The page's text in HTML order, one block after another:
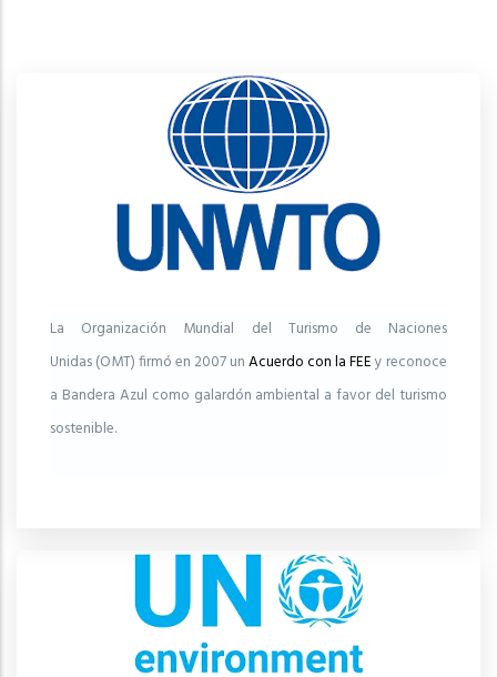
La Organización Mundial del Turismo de Naciones
Unidas (OMT) firmó en 2007 unAcuerdo con la FEEy reconoce
a Bandera Azul como galardón ambiental a favor del turismo
sostenible.